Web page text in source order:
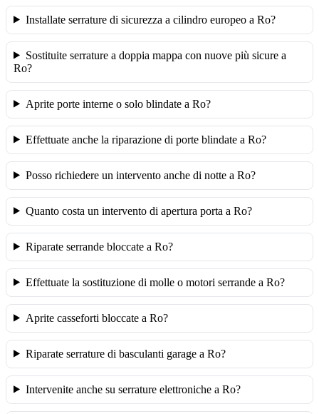
Installate serrature di sicurezza a cilindro europeo a Ro?
Sostituite serrature a doppia mappa con nuove più sicure a
Ro?
Aprite porte interne o solo blindate a Ro?
Effettuate anche la riparazione di porte blindate a Ro?
Posso richiedere un intervento anche di notte a Ro?
Quanto costa un intervento di apertura porta a Ro?
Riparate serrande bloccate a Ro?
Effettuate la sostituzione di molle o motori serrande a Ro?
Aprite casseforti bloccate a Ro?
Riparate serrature di basculanti garage a Ro?
Intervenite anche su serrature elettroniche a Ro?